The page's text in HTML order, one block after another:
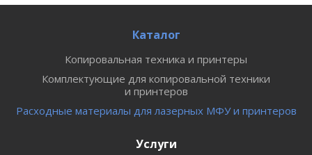
Каталог
Копировальная техника и принтеры
Комплектующие для копировальной техники
и принтеров
Расходные материалы для лазерных МФУ и принтеров
Услуги